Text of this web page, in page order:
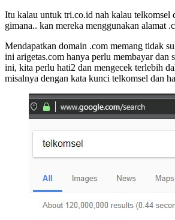
Itu kalau untuk tri.co.id nah kalau telkomsel
gimana.. kan mereka menggunakan alamat
Mendapatkan domain .com memang tidak
ini arigetas.com hanya perlu membayar dan
ini, kita perlu hati2 dan mengecek terlebih
misalnya dengan kata kunci telkomsel dan